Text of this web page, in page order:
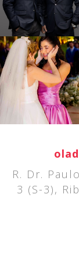
R. Dr.
3 (S-3),